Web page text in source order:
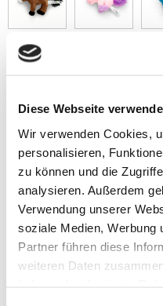
Diese Webseite
Wir verwenden Cookies,
personalisieren,
zu können und die
analysieren. Außerdem
Verwendung unserer
soziale Medien, Werbung
Partner führen diese
weiteren Daten